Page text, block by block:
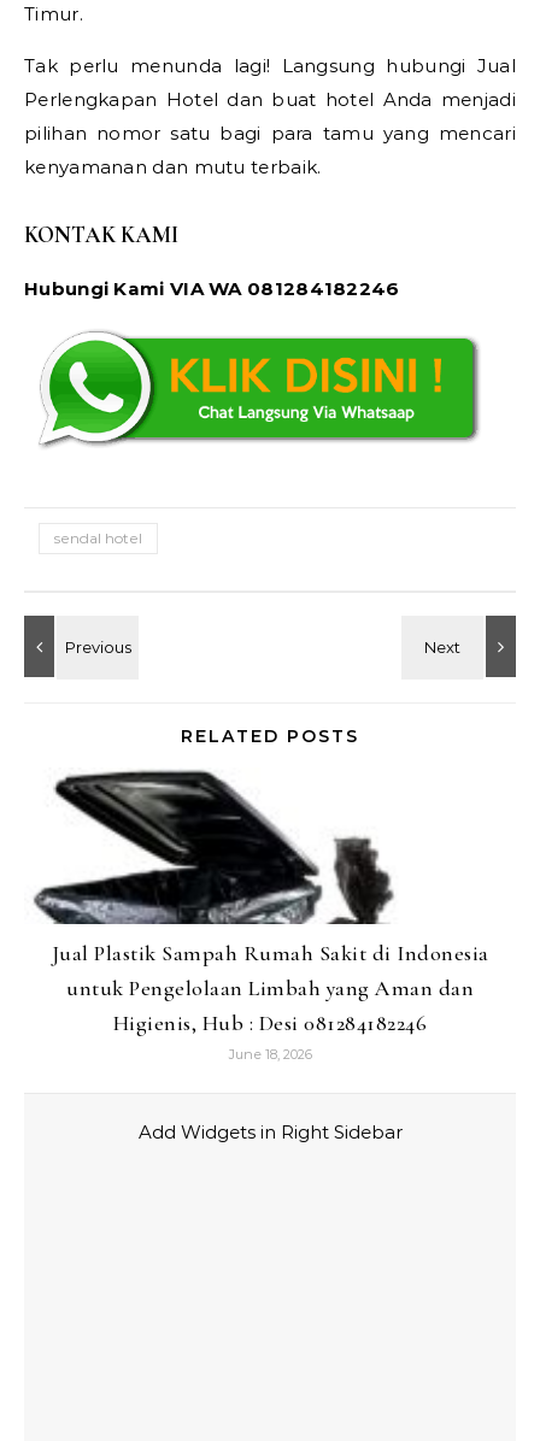
Timur.
Tak perlu menunda lagi! Langsung hubungi Jual
Perlengkapan Hotel dan buat hotel Anda menjadi
pilihan nomor satu bagi para tamu yang mencari
kenyamanan dan mutu terbaik.
KONTAK KAMI
Hubungi Kami VIA WA 081284182246
sendal hotel
RELATED POSTS
Jual Plastik Sampah Rumah Sakit di Indonesia
untuk Pengelolaan Limbah yang Aman dan
Higienis, Hub : Desi 081284182246
June 18, 2026
Add Widgets in Right Sidebar